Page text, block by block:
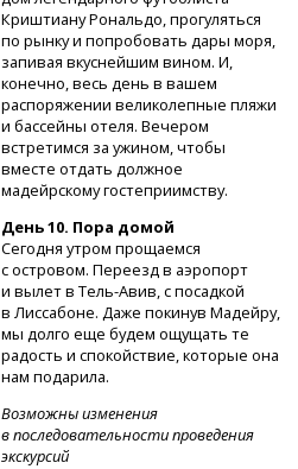
Криштиану Рональдо, прогуляться
по рынку и попробовать дары моря,
запивая вкуснейшим вином. И,
конечно, весь день в вашем
распоряжении великолепные пляжи
и бассейны отеля. Вечером
встретимся за ужином, чтобы
вместе отдать должное
мадейрскому гостеприимству.
День 10. Пора домой
Сегодня утром прощаемся
с островом. Переезд в аэропорт
и вылетв Тель-Авив,с посадкой
в Лиссабоне. Даже покинув Мадейру,
мы долго еще будем ощущать те
радость и спокойствие, которые она
нам подарила.
Возможны изменения
в последовательности проведения
экскурсий